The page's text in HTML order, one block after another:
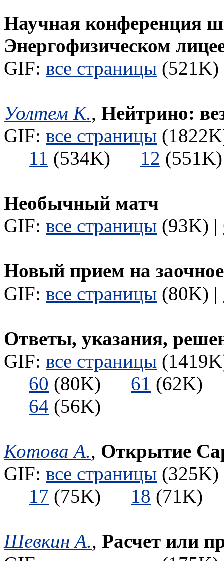
Научная конференция
Энергофизическом
GIF: все страницы
Уолтем К., Нейтрино:
GIF: все страницы
11 (534K) 12
Необычный матч
GIF: все страницы (93K) |
Новый прием на
GIF: все страницы (80K) |
Ответы, указания,
GIF: все страницы
60 (80K) 61
64 (56K)
Котова А., Открытие
GIF: все страницы
17 (75K) 18
Шевкин А., Расчет или